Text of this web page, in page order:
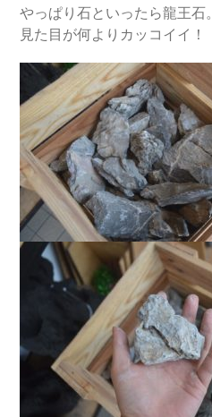
やっぱり石といったら龍王石。
見た目が何よりカッコイイ！